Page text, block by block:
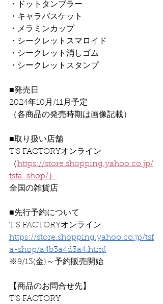
・ドットタンブラー
・キャラバスケット
・メラミンカップ
・シークレットスマロイド
・シークレット消しゴム
・シークレットスタンプ
■発売日
2024年10月/11月予定
（各商品の発売時期は画像記載）
■取り扱い店舗
T’S FACTORYオンライン
（https://store.shopping.yahoo.co.jp/
tsfa-shop/）
全国の雑貨店
■先行予約について
T’S FACTORYオンライン
https://store.shopping.yahoo.co.jp/tsf
a-shop/a4b3a4d3a4.html
※9/13(金)～予約販売開始
【商品のお問合せ先】
T’S FACTORY